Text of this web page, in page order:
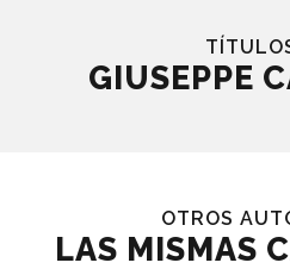
GIUSEPPE
OTROS
LAS MISMAS